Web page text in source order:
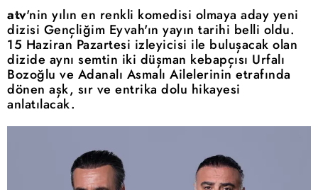
atv'nin yılın en renkli komedisi olmaya aday yeni
dizisi Gençliğim Eyvah'ın yayın tarihi belli oldu.
15 Haziran Pazartesi izleyicisi ile buluşacak olan
dizide aynı semtin iki düşman kebapçısı Urfalı
Bozoğlu ve Adanalı Asmalı Ailelerinin etrafında
dönen aşk, sır ve entrika dolu hikayesi
anlatılacak.